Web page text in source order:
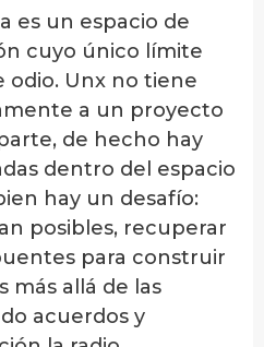
es un espacio de
cuyo único límite
odio. Unx no tiene
a un proyecto
de hecho hay
dentro del espacio
hay un desafío:
posibles, recuperar
para construir
más allá de las
acuerdos y